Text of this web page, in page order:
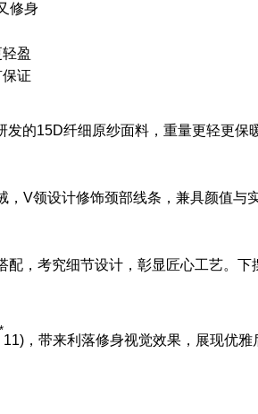
修身
盈
证
的15D纤细原纱面料，重量更轻更保
V领设计修饰颈部线条，兼具颜值与
，考究细节设计，彰显匠心工艺。
*
11)，带来利落修身视觉效果，展现优雅